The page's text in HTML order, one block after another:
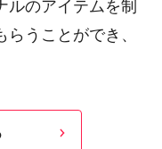
ルのアイテムを制
うことができ、